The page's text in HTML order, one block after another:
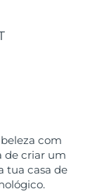
com
de criar um
tua casa de